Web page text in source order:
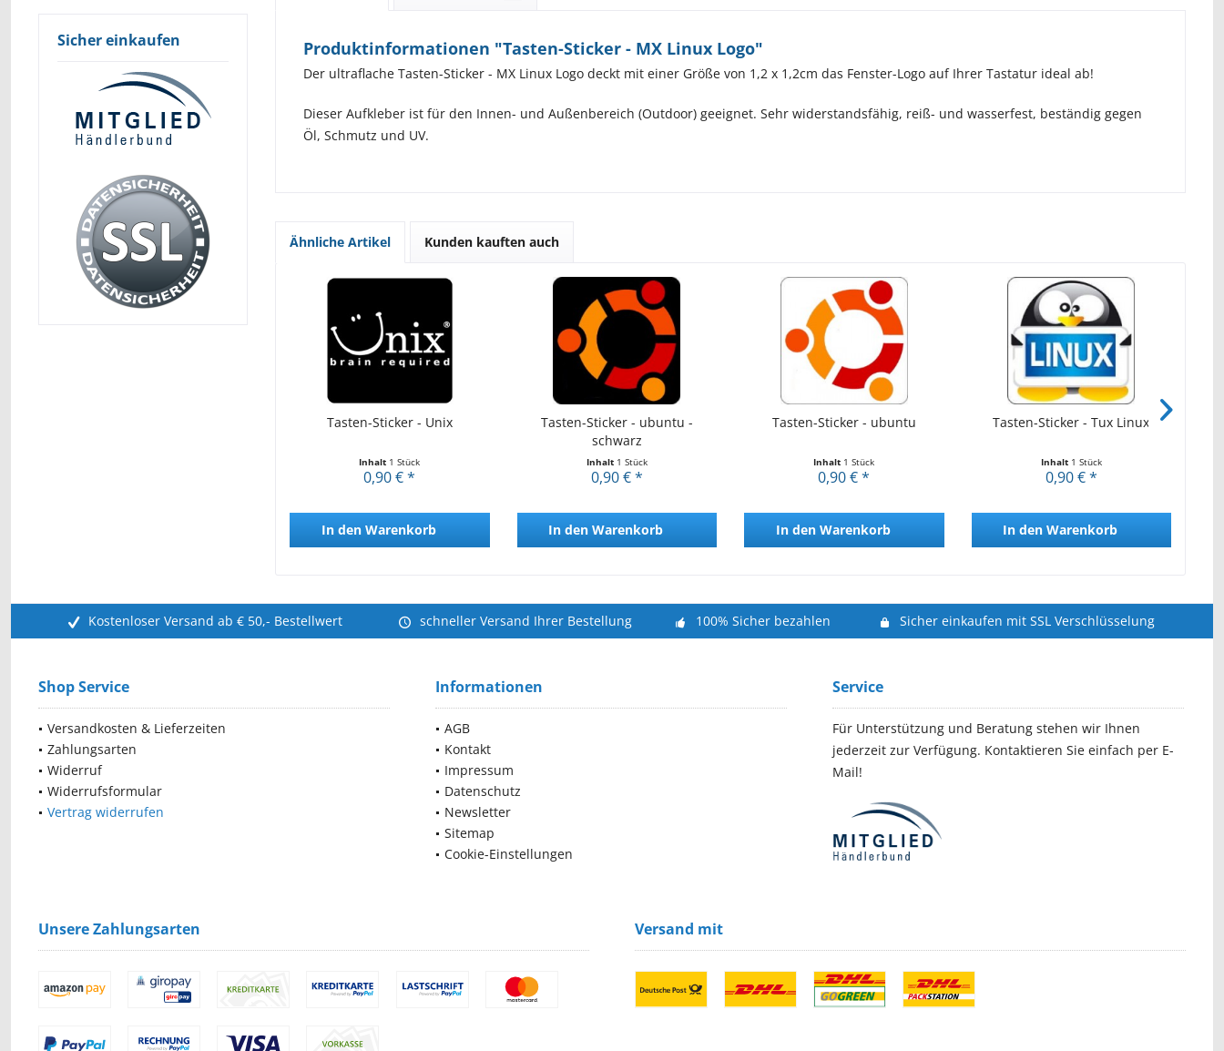
Sicher einkaufen Produktinformationen "Tasten-Sticker - MX Linux Logo"
Der ultraflache Tasten-Sticker - MX Linux Logo deckt mit einer Größe von 1,2 x 1,2cm das Fenster-Logo auf Ihrer Tastatur ideal ab!
Dieser Aufkleber ist für den Innen- und Außenbereich (Outdoor) geeignet. Sehr widerstandsfähig, reiß- und wasserfest, beständig gegen
Öl, Schmutz und UV.
Ähnliche Artikel Kunden kauften auch
Tasten-Sticker - Unix
Inhalt 1 Stück
0,90 € *
In den Warenkorb
Tasten-Sticker - ubuntu -
schwarz
Inhalt 1 Stück
0,90 € *
In den Warenkorb
Tasten-Sticker - ubuntu
Inhalt 1 Stück
0,90 € *
In den Warenkorb
Tasten-Sticker - Tux Linux
Inhalt 1 Stück
0,90 € *
In den Warenkorb
Kostenloser Versand ab € 50,- Bestellwert schneller Versand Ihrer Bestellung 100% Sicher bezahlen Sicher einkaufen mit SSL Verschlüsselung
Shop Service
Versandkosten & Lieferzeiten
Zahlungsarten
Widerruf
Widerrufsformular
Vertrag widerrufen
Informationen
AGB
Kontakt
Impressum
Datenschutz
Newsletter
Sitemap
Cookie-Einstellungen
Service
Für Unterstützung und Beratung stehen wir Ihnen
jederzeit zur Verfügung. Kontaktieren Sie einfach per E-
Mail!
Unsere Zahlungsarten Versand mit